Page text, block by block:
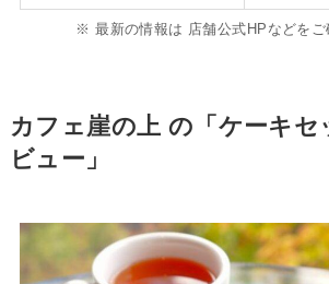
※ 最新の情報は 店舗公式HPなどをご
カフェ崖の上 の「ケーキセ
ビュー」